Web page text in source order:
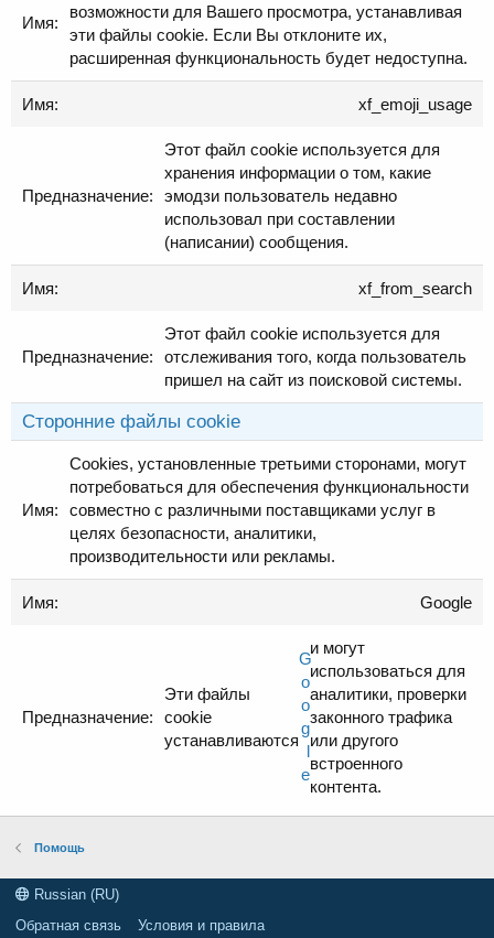
возможности для Вашего просмотра, устанавливая
эти файлы cookie. Если Вы отклоните их,
расширенная функциональность будет недоступна.
xf_emoji_usage
Этот файл cookie используется для
хранения информации о том, какие
эмодзи пользователь недавно
использовал при составлении
(написании) сообщения.
xf_from_search
Этот файл cookie используется для
отслеживания того, когда пользователь
пришел на сайт из поисковой системы.
Сторонние файлы cookie
Cookies, установленные третьими сторонами, могут
потребоваться для обеспечения функциональности
совместно с различными поставщиками услуг в
целях безопасности, аналитики,
производительности или рекламы.
Google
Эти файлы
cookie
устанавливаются
G
o
o
g
l
e
и могут
использоваться для
аналитики, проверки
законного трафика
или другого
встроенного
контента.
Помощь
Russian (RU)
Обратная связь
Условия и правила